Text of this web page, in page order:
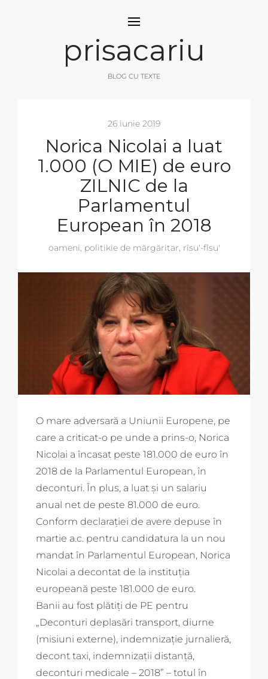
prisacariu
BLOG CU TEXTE
26 iunie 2019
Norica Nicolai a luat
1.000 (O MIE) de euro
ZILNIC de la
Parlamentul
European în 2018
oameni, politikie de mărgăritar, rîsu'-fîsu'
O mare adversară a Uniunii Europene, pe
care a criticat-o pe unde a prins-o, Norica
Nicolai a încasat peste 181.000 de euro în
2018 de la Parlamentul European, în
deconturi. În plus, a luat și un salariu
anual net de peste 81.000 de euro.
Conform declarației de avere depuse în
martie a.c. pentru candidatura la un nou
mandat în Parlamentul European, Norica
Nicolai a decontat de la instituția
europeană peste 181.000 de euro.
Banii au fost plătiți de PE pentru
„Deconturi deplasări transport, diurne
(misiuni externe), indemnizație jurnalieră,
decont taxi, indemnizații distanță,
deconturi medicale – 2018” – totul în